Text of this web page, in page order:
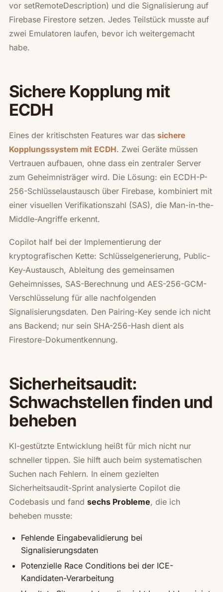
vor setRemoteDescription) und die Signalisierung auf
Firebase Firestore setzen. Jedes Teilstück musste auf
zwei Emulatoren laufen, bevor ich weitergemacht
habe.
Sichere Kopplung mit
ECDH
Eines der kritischsten Features war das sichere
Kopplungssystem mit ECDH. Zwei Geräte müssen
Vertrauen aufbauen, ohne dass ein zentraler Server
zum Geheimnisträger wird. Die Lösung: ein ECDH-P-
256-Schlüsselaustausch über Firebase, kombiniert mit
einer visuellen Verifikationszahl (SAS), die Man-in-the-
Middle-Angriffe erkennt.
Copilot half bei der Implementierung der
kryptografischen Kette: Schlüsselgenerierung, Public-
Key-Austausch, Ableitung des gemeinsamen
Geheimnisses, SAS-Berechnung und AES-256-GCM-
Verschlüsselung für alle nachfolgenden
Signalisierungsdaten. Den Pairing-Key sende ich nicht
ans Backend; nur sein SHA-256-Hash dient als
Firestore-Dokumentkennung.
Sicherheitsaudit:
Schwachstellen finden und
beheben
KI-gestützte Entwicklung heißt für mich nicht nur
schneller tippen. Sie hilft auch beim systematischen
Suchen nach Fehlern. In einem gezielten
Sicherheitsaudit-Sprint analysierte Copilot die
Codebasis und fand sechs Probleme, die ich
beheben musste:
Fehlende Eingabevalidierung bei
Signalisierungsdaten
Potenzielle Race Conditions bei der ICE-
Kandidaten-Verarbeitung